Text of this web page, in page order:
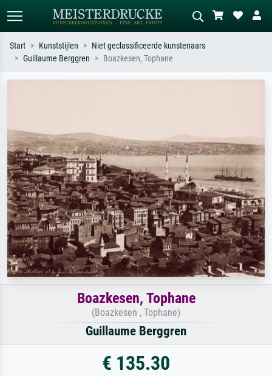
Start Kunststijlen
Niet geclassificeerde kunstenaars
Guillaume Berggren
Boazkesen, Tophane
Boazkesen, Tophane
(Boazkesen , Tophane)
Guillaume Berggren
€ 135.30